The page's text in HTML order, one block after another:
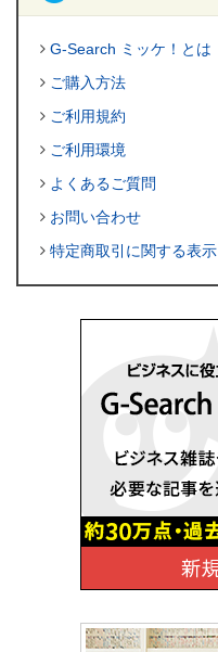
G-Search ミッケ！とは
ご購入方法
ご利用規約
ご利用環境
よくあるご質問
お問い合わせ
特定商取引に関する表示